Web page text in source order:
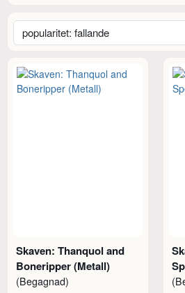
Skaven: Thanquol and
Boneripper (Metall)
(Begagnad)